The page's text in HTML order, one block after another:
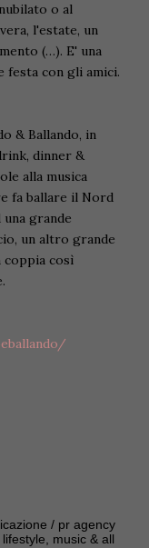
o al
l'estate, un
(…). E' una
con gli amici.
& Ballando, in
dinner &
alla musica
fa ballare il Nord
grande
un altro grande
così
/ pr agency
music & all